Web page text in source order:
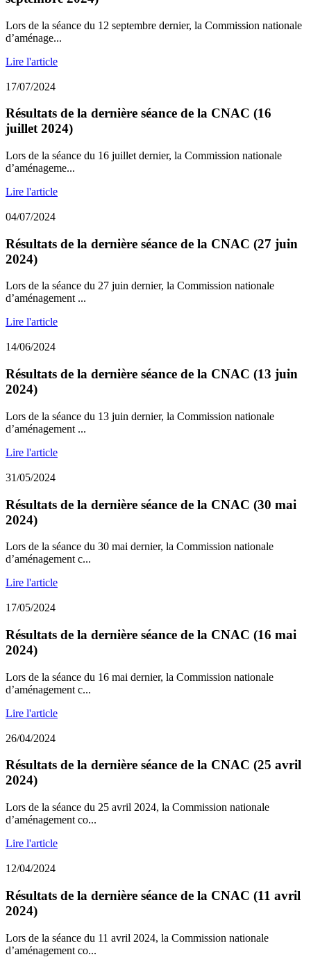
Lors de la séance du 12 septembre dernier, la Commission nationale
d’aménage...
Lire l'article
17/07/2024
Résultats de la dernière séance de la CNAC (16
juillet 2024)
Lors de la séance du 16 juillet dernier, la Commission nationale
d’aménageme...
Lire l'article
04/07/2024
Résultats de la dernière séance de la CNAC (27 juin
2024)
Lors de la séance du 27 juin dernier, la Commission nationale
d’aménagement ...
Lire l'article
14/06/2024
Résultats de la dernière séance de la CNAC (13 juin
2024)
Lors de la séance du 13 juin dernier, la Commission nationale
d’aménagement ...
Lire l'article
31/05/2024
Résultats de la dernière séance de la CNAC (30 mai
2024)
Lors de la séance du 30 mai dernier, la Commission nationale
d’aménagement c...
Lire l'article
17/05/2024
Résultats de la dernière séance de la CNAC (16 mai
2024)
Lors de la séance du 16 mai dernier, la Commission nationale
d’aménagement c...
Lire l'article
26/04/2024
Résultats de la dernière séance de la CNAC (25 avril
2024)
Lors de la séance du 25 avril 2024, la Commission nationale
d’aménagement co...
Lire l'article
12/04/2024
Résultats de la dernière séance de la CNAC (11 avril
2024)
Lors de la séance du 11 avril 2024, la Commission nationale
d’aménagement co...